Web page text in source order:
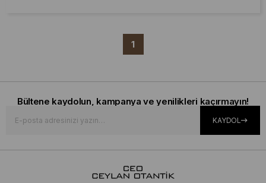
1
Bültene kaydolun, kampanya ve yenilikleri kaçırmayın!
KAYDOL